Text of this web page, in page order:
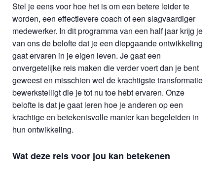
Stel je eens voor hoe het is om een betere leider te
worden, een effectievere coach of een slagvaardiger
medewerker. In dit programma van een half jaar krijg je
van ons de belofte dat je een diepgaande ontwikkeling
gaat ervaren in je eigen leven. Je gaat een
onvergetelijke reis maken die verder voert dan je bent
geweest en misschien wel de krachtigste transformatie
bewerkstelligt die je tot nu toe hebt ervaren. Onze
belofte is dat je gaat leren hoe je anderen op een
krachtige en betekenisvolle manier kan begeleiden in
hun ontwikkeling.
Wat deze reis voor jou kan betekenen